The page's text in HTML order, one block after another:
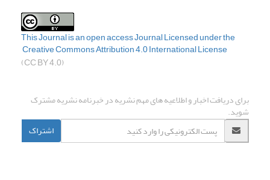
This Journal is an open access Journal Licensedunder the
Creative Commons Attribution 4.0 International License
(CC BY 4.0)
برای دریافت اخبار و اطلاعیه های مهم نشریه در خبرنامه نشریه مشترک
شوید.
اشتراک